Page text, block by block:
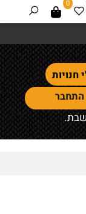
0